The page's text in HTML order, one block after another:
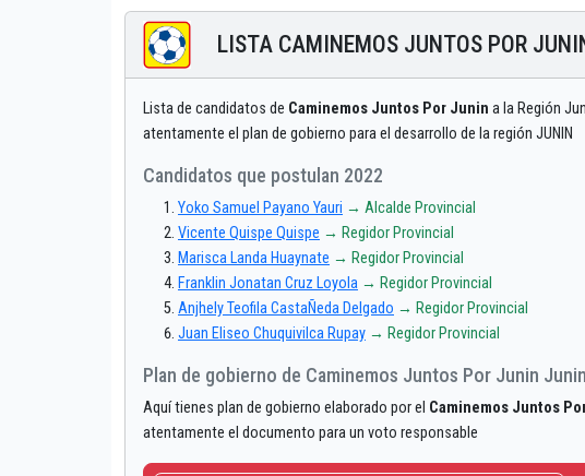
LISTA CAMINEMOS JUNTOS POR
Lista de candidatos de Caminemos Juntos Por Junin a la Región
atentamente el plan de gobierno para el desarrollo de la región JUNIN
Candidatos que postulan 2022
Yoko Samuel Payano Yauri → Alcalde Provincial
Vicente Quispe Quispe → Regidor Provincial
Marisca Landa Huaynate → Regidor Provincial
Franklin Jonatan Cruz Loyola → Regidor Provincial
Anjhely Teofila CastaÑeda Delgado → Regidor Provincial
Juan Eliseo Chuquivilca Rupay → Regidor Provincial
Plan de gobierno de Caminemos Juntos Por Junin Junin
Aquí tienes plan de gobierno elaborado por el Caminemos Juntos
atentamente el documento para un voto responsable